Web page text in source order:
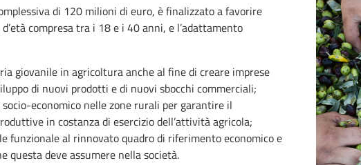
di 120 milioni di euro, è finalizzato a favorire
compresa tra i 18 e i 40 anni, e l’adattamento
giovanile in agricoltura anche al fine di creare imprese
di nuovi prodotti e di nuovi sbocchi commerciali;
economico nelle zone rurali per garantire il
in costanza di esercizio dell’attività agricola;
funzionale al rinnovato quadro di riferimento economico e
questa deve assumere nella società.